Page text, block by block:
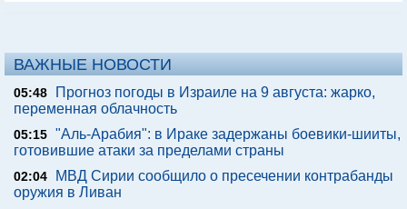
ВАЖНЫЕ НОВОСТИ
05:48
Прогноз погоды в Израиле на 9 августа: жарко,
переменная облачность
05:15 "Аль-Арабия": в Ираке задержаны боевики-шииты,
готовившие атаки за пределами страны
02:04
МВД Сирии сообщило о пресечении контрабанды
оружия в Ливан